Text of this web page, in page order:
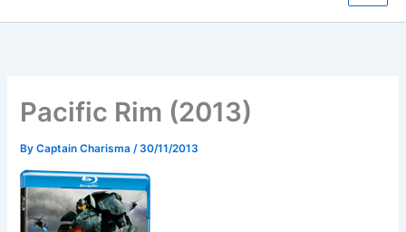
Pacific Rim (2013)
ByCaptain Charisma /30/11/2013